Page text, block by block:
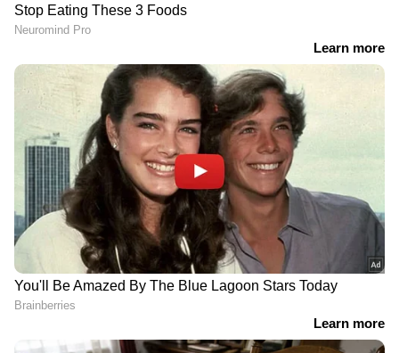
DOWNLOAD APP
RECOMMENDED STORIES